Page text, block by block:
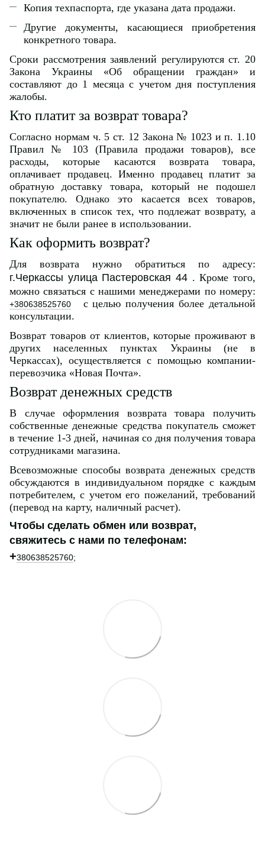
Копия техпаспорта, где указана дата продажи.
Другие документы, касающиеся приобретения
конкретного товара.
Сроки рассмотрения заявлений регулируются ст. 20
Закона Украины «Об обращении граждан» и
составляют до 1 месяца с учетом дня поступления
жалобы.
Кто платит за возврат товара?
Согласно нормам ч. 5 ст. 12 Закона № 1023 и п. 1.10
Правил № 103 (Правила продажи товаров), все
расходы, которые касаются возврата товара,
оплачивает продавец. Именно продавец платит за
обратную доставку товара, который не подошел
покупателю. Однако это касается всех товаров,
включенных в список тех, что подлежат возврату, а
значит не были ранее в использовании.
Как оформить возврат?
Для возврата нужно обратиться по адресу:
г.Черкассы улица Пастеровская 44 . Кроме того,
можно связаться с нашими менеджерами по номеру:
+380638525760
с целью получения более детальной
консультации.
Возврат товаров от клиентов, которые проживают в
других населенных пунктах Украины (не в
Черкассах), осуществляется с помощью компании-
перевозчика «Новая Почта».
Возврат денежных средств
В случае оформления возврата товара получить
собственные денежные средства покупатель сможет
в течение 1-3 дней, начиная со дня получения товара
сотрудниками магазина.
Всевозможные способы возврата денежных средств
обсуждаются в индивидуальном порядке с каждым
потребителем, с учетом его пожеланий, требований
(перевод на карту, наличный расчет).
Чтобы сделать обмен или возврат,
свяжитесь с нами по телефонам:
+380638525760;